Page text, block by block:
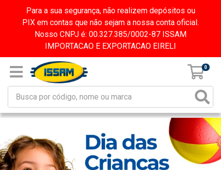
Para a sua segurança, não realizem depósitos ou
PIX em contas que não sejam a nossa conta oficial.
Nosso CNPJ é: 00.327.385/0002-87 ISSAM
IMPORTACAO E EXPORTACAO EIRELI
0